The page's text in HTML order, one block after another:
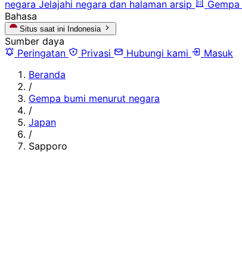
negara Jelajahi negara dan halaman arsip
Bahasa
Situs saat ini Indonesia
Sumber daya
Peringatan
Privasi Hubungi kami
Masuk
Beranda
/
Gempa bumi menurut negara
/
Japan
/
Sapporo